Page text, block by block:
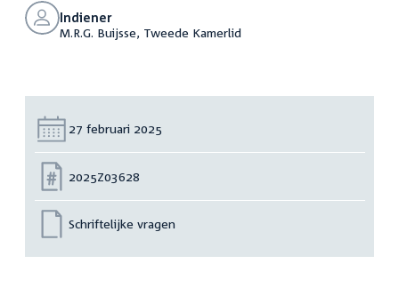
Indiener
M.R.G. Buijsse, Tweede Kamerlid
Datum:
27 februari 2025
Nummer:
2025Z03628
Schriftelijke vragen